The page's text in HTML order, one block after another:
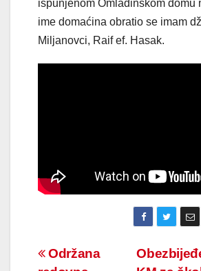
ispunjenom Omladinskom domu
ime domaćina obratio se imam
Miljanovci, Raif ef. Hasak.
Navigacija
Održana